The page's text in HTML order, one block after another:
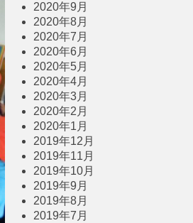
2020年9月
2020年8月
2020年7月
2020年6月
2020年5月
2020年4月
2020年3月
2020年2月
2020年1月
2019年12月
2019年11月
2019年10月
2019年9月
2019年8月
2019年7月